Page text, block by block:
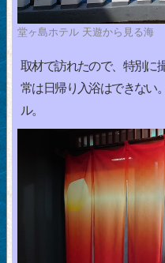
堂ヶ島ホテル 天遊から見る海
取材で訪れたので、特別に
常は日帰り入浴はできない
ル。